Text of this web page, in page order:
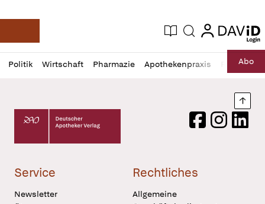
Deutsche Apotheker Zeitung
Aktuelle Ausgabe
Suche login
login
Politik Wirtschaft Pharmazie Apothekenpraxis RechtAbo
Profil
öffnen
Daz
Pur
Deutscher Apotheker Verlag Logo
FacebookInstagram
Service
Newsletter
Rechtliches
Allgemeine